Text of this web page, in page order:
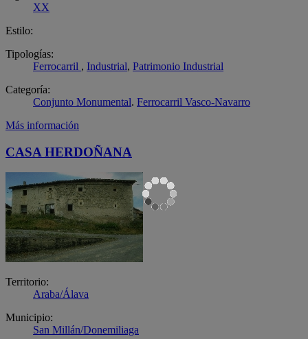
XX
Estilo:
Tipologías:
Ferrocarril , Industrial, Patrimonio Industrial
Categoría:
Conjunto Monumental. Ferrocarril Vasco-Navarro
Más información
CASA HERDOÑANA
Territorio:
Araba/Álava
Municipio:
San Millán/Donemiliaga